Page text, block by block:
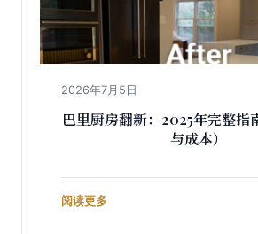
2026年7月5日
巴里厨房翻新：2025年完整指
与成本）
阅读更多